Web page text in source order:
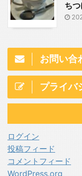
ち
お問い合
プライバ
ログイン
投稿フィード
コメントフィード
WordPress.org